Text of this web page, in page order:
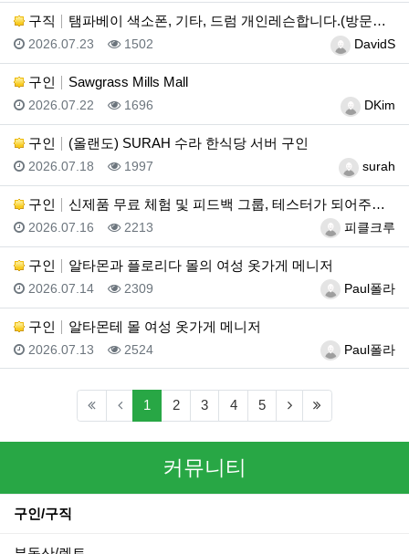
구직 탬파베이 색소폰, 기타, 드럼 개인레슨합니다.(방문레슨…
등록자DavidS
등록일
2026.07.23 조회
1502
구인 Sawgrass Mills Mall
등록자DKim
등록일
2026.07.22 조회
1696
구인 (올랜도) SURAH 수라 한식당 서버 구인
등록자surah
등록일
2026.07.18 조회
1997
구인 신제품 무료 체험 및 피드백 그룹, 테스터가 되어주세요…
등록자피클크루
등록일
2026.07.16 조회
2213
구인 알타몬과 플로리다 몰의 여성 옷가게 메니저
등록자Paul폴라
등록일
2026.07.14 조회
2309
구인 알타몬테 몰 여성 옷가게 메니저
등록자Paul폴라
등록일
2026.07.13 조회
2524
1 (current)
2 3 4 5 (next)
커뮤니티
구인/구직